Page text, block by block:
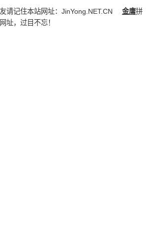
请记住本站网址： JinYong.NET.CN 金庸拼
址，过目不忘！